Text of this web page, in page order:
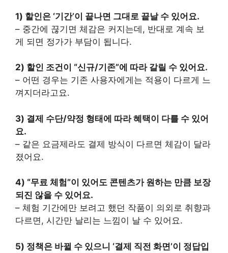
1) 할인은 ‘기간’이 끝나면 그대로 끝날 수 있어요.
– 중간에 끊기면 체감은 커지는데, 반대로 계속 보
게 되면 정가가 부담이 됩니다.
2) 할인 조건이 “신규/기존”에 따라 갈릴 수 있어요.
– 어떤 경우는 기존 사용자에게는 적용이 다르게 느
껴지더라고요.
3) 결제 수단/약정 형태에 따라 혜택이 다를 수 있어
요.
– 같은 요금제라도 결제 방식이 다르면 체감이 달라
졌어요.
4) “무료 체험”이 있어도 콘텐츠가 원하는 만큼 보장
되진 않을 수 있어요.
– 체험 기간에만 보려고 했던 작품이 의외로 취향과
다르면, 시간만 날리는 느낌이 날 수 있어요.
5) 정책은 바뀔 수 있으니 ‘결제 직전 화면’이 정답입